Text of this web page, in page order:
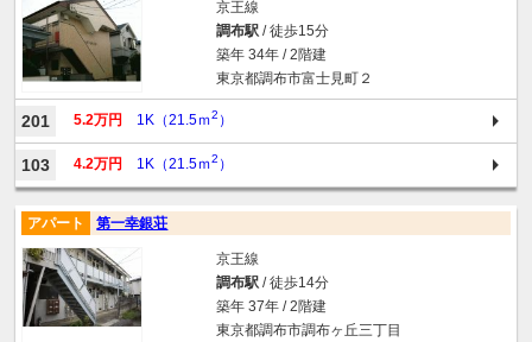
京王線
調布駅/ 徒歩15分
築年 34年 / 2階建
東京都調布市富士見町２
201 5.2万円 1K（21.5ｍ2 ）
103 4.2万円 1K（21.5ｍ2 ）
アパート 第一幸銀荘
京王線
調布駅/ 徒歩14分
築年 37年 / 2階建
東京都調布市調布ヶ丘三丁目